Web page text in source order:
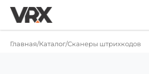
Главная Каталог Сканеры штрихкодов